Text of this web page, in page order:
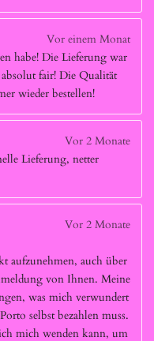
Vor einem Monat
habe! Die Lieferung war
fair! Die Qualität
wieder bestellen!
Vor 2 Monate
Lieferung, netter
Vor 2 Monate
aufzunehmen, auch über
von Ihnen. Meine
was mich verwundert
selbst bezahlen muss.
mich wenden kann, um